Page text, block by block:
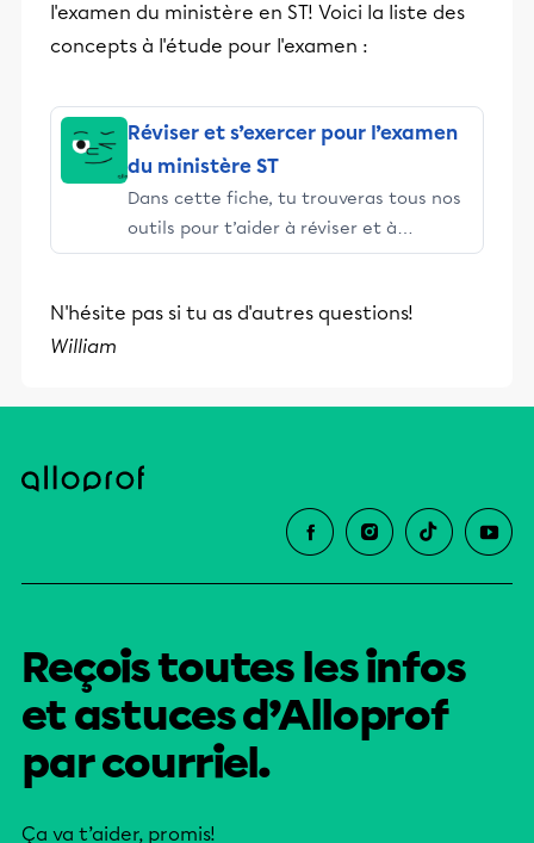
l'examen du ministère en ST! Voici la liste des
concepts à l'étude pour l'examen :
Réviser et s’exercer pour l’examen
du ministère ST
Dans cette fiche, tu trouveras tous nos
outils pour t’aider à réviser et à
t’exercer pour l’examen du ministère en
quatrième secondaire.Clique ici pour
technologiques et scientifiques (ATS)?
suivantes.Informations sur l’examen du
ministère ATSRéviser et s’exercer pour
l’examen du ministère ATS
N'hésite pas si tu as d'autres questions!
William
Reçois toutes les infos
et astuces d’Alloprof
par courriel.
Ça va t’aider, promis!